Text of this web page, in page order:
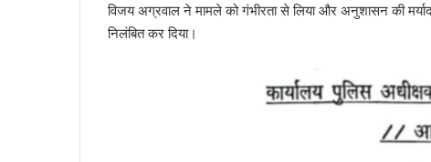
विजय अग्रवाल ने मामले को गंभीरता से लिया और अनुशासन की
निलंबित कर दिया।